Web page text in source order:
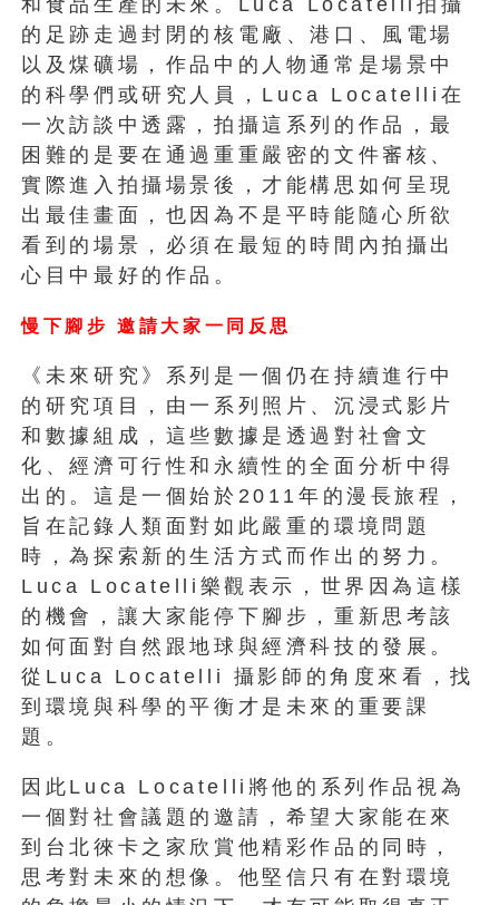
和食品生產的未來。Luca Locatelli拍攝
的足跡走過封閉的核電廠、港口、 風電場
以及煤礦場， 作品中的人物通常是場景中
的科學們或研究人員，Luca Locatelli在
一次訪談中透露，拍攝這系列的作品，最
困難的是要在通過重重嚴密的文件審核、
實際進入拍攝場景後，才能構思如何呈現
出最佳畫面，也因為不是平時能隨心所欲
看到的場 景，必須在最短的時間內拍攝出
心目中最好的作品。
慢下腳步 邀請大家一同反思
《未來研究》系列是一個仍在持續進行中
的研究項目， 由一系列照片、沉浸式影片
和數據組成， 這些數據是透過對社會文
化、經濟可行性和永續性的全面分析中得
出的。這是一個始於2011年 的漫長旅程，
旨在記錄人類面對如此嚴重的環境問題
時，為探索新的生活方式而作出的努力。
Luca Locatelli樂觀表示，世界因為這樣
的機會， 讓大家能停下腳步， 重新思考該
如何面對自然跟地球與經濟科技的發展。
從Luca Locatelli 攝影師的角度來看，找
到環境與科學的平衡才是未來的重要課
題。
因此Luca Locatelli將他的系列作品視為
一個對社會議題的邀請， 希望大家能在來
到台北徠卡之家欣賞他精彩作品的同時，
思考對未來的想像。他堅信只有在對環境